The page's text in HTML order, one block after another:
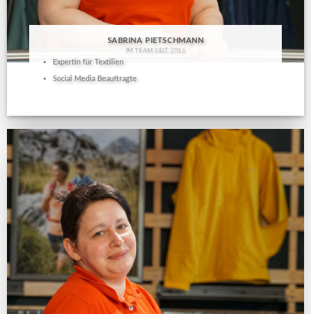
SABRINA PIETSCHMANN
IM TEAM SEIT 2016
Expertin für Textilien
Social Media Beauftragte